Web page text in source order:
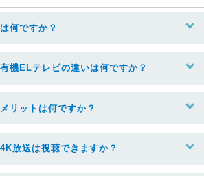
何ですか？
機ELテレビの違いは何ですか？
リットは何ですか？
放送は視聴できますか？